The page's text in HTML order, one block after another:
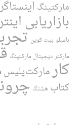
مارکتینگ
بازاریابی
بامیلو بیت کوین
مارکتر دیجیتال مارکتینگ
کارمارکت‌پلیس
کتاب هشتگ